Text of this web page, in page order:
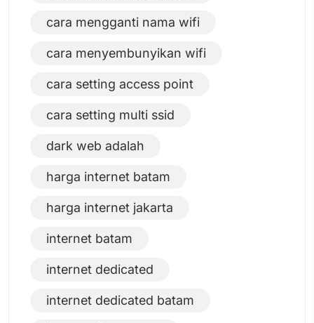
cara mengganti nama wifi
cara menyembunyikan wifi
cara setting access point
cara setting multi ssid
dark web adalah
harga internet batam
harga internet jakarta
internet batam
internet dedicated
internet dedicated batam